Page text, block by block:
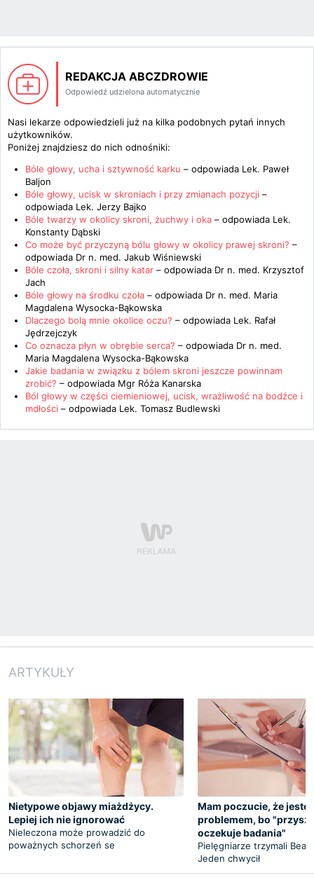
REDAKCJA ABCZDROWIE
Odpowiedź udzielona automatycznie
Nasi lekarze odpowiedzieli już na kilka podobnych pytań innych
użytkowników.
Poniżej znajdziesz do nich odnośniki:
Bóle głowy, ucha i sztywność karku – odpowiada Lek. Paweł
Baljon
Bóle głowy, ucisk w skroniach i przy zmianach pozycji –
odpowiada Lek. Jerzy Bajko
Bóle twarzy w okolicy skroni, żuchwy i oka – odpowiada Lek.
Konstanty Dąbski
Co może być przyczyną bólu głowy w okolicy prawej skroni? –
odpowiada Dr n. med. Jakub Wiśniewski
Bóle czoła, skroni i silny katar – odpowiada Dr n. med. Krzysztof
Jach
Bóle głowy na środku czoła – odpowiada Dr n. med. Maria
Magdalena Wysocka-Bąkowska
Dlaczego bolą mnie okolice oczu? – odpowiada Lek. Rafał
Jędrzejczyk
Co oznacza płyn w obrębie serca? – odpowiada Dr n. med.
Maria Magdalena Wysocka-Bąkowska
Jakie badania w związku z bólem skroni jeszcze powinnam
zrobić? – odpowiada Mgr Róża Kanarska
Ból głowy w części ciemieniowej, ucisk, wrażliwość na bodźce i
mdłości – odpowiada Lek. Tomasz Budlewski
ARTYKUŁY
Nietypowe objawy miażdżycy.
Lepiej ich nie ignorować
Nieleczona może prowadzić do
poważnych schorzeń se
Mam poczucie, że
problemem, bo
oczekuje badania"
Pielęgniarze trzymali
Jeden chwycił